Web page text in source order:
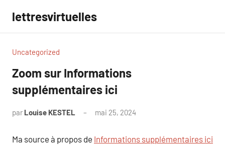
contenu
lettresvirtuelles
Uncategorized
Zoom sur Informations
supplémentaires ici
par Louise KESTEL mai 25, 2024
Ma source à propos de Informations supplémentaires ici